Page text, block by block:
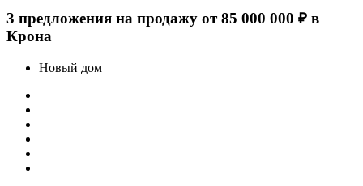
3 предложения на продажу от 85 000 000 ₽ в
Крона
Новый дом